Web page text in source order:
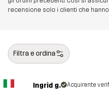
recensione solo i clienti che
Filtra e ordina
Ingrid g. Acquirente